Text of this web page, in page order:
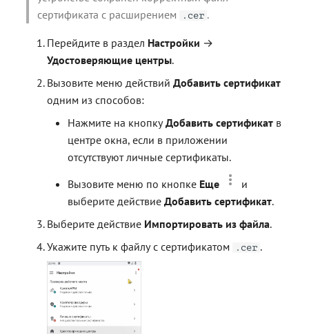
сертификата с расширением
.cer .
Перейдите в раздел Настройки →
Удостоверяющие центры.
Вызовите меню действийДобавить сертификат
одним из способов:
Нажмите на кнопкуДобавить сертификат в
центре окна, если в приложении
отсутствуют личные сертификаты.
Вызовите меню по кнопке Еще
и
выберите действиеДобавить сертификат.
Выберите действие Импортировать из файла.
Укажите путь к файлу с сертификатом
.cer .